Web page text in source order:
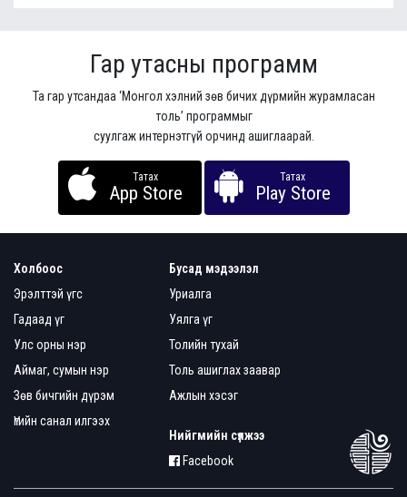
Гар утасны программ
Та гар утсандаа ‘Монгол хэлний зөв бичих дүрмийн журамласан
толь’ программыг
суулгаж интернэтгүй орчинд ашиглаарай.
Татах
App Store
Татах
Play Store
Холбоос
Эрэлттэй үгс
Гадаад үг
Улс орны нэр
Аймаг, сумын нэр
Зөв бичгийн дүрэм
Үгийн санал илгээх
Бусад мэдээлэл
Уриалга
Уялга үг
Толийн тухай
Толь ашиглах заавар
Ажлын хэсэг
Нийгмийн сүлжээ
Facebook